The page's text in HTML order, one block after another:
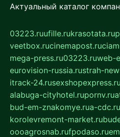
Актуальный каталог
03223.ruufille.rukrasotata.ru
veetbox.rucinemapost.ru
mega-press.ru03223.ruweb-
eurovision-russia.rustrah-
itrack-24.rusexshopexpress.ru
alabuga-cityhotel.rupornv.ru
bud-em-znakomye.rua-cdc.ru
korolevremont-market.ru
oooagrosnab.rufpodaso.ru